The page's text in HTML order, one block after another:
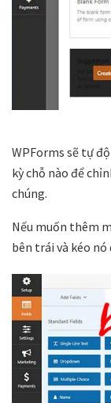
WPForms sẽ tự
kỳ chỗ nào để
chúng.
Nếu muốn thêm
bên trái và kéo nó